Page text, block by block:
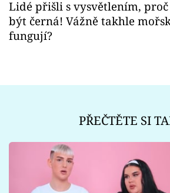
Lidé přišli s vysvětlením,
být černá! Vážně takhle
fungují?
PŘEČTĚTE SI